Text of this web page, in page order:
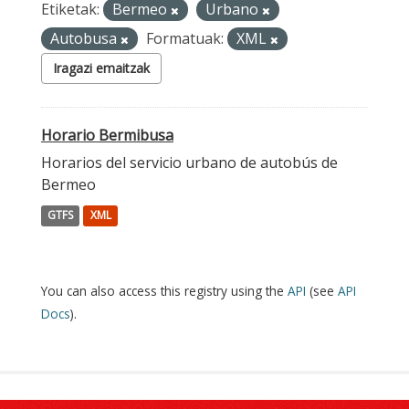
Etiketak: Bermeo
Urbano
Autobusa
Formatuak: XML
Iragazi emaitzak
Horario Bermibusa
Horarios del servicio urbano de autobús de
Bermeo
GTFS XML
You can also access this registry using the API (see API
Docs).